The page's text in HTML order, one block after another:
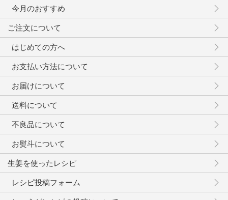
今月のおすすめ
ご注文について
はじめての方へ
お支払い方法について
お届けについて
送料について
不良品について
お熨斗について
生姜を使ったレシピ
レシピ投稿フォーム